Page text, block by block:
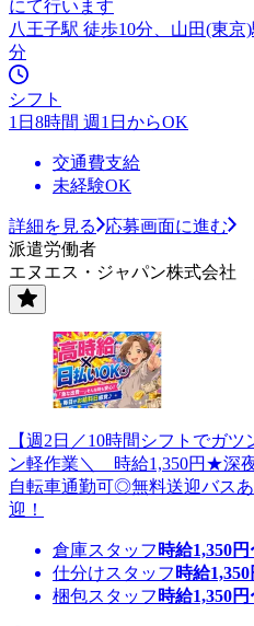
にて行います
八王子駅 徒歩10分、山田(東
分
シフト
1日8時間 週1日からOK
交通費支給
未経験OK
詳細を見る
応募画面に進む
派遣労働者
エヌエス・ジャパン株式会社
【週2日／10時間シフトでガ
ン軽作業＼ 時給1,350円★深
自転車通勤可◎無料送迎バス
迎！
倉庫スタッフ 時給1,350
仕分けスタッフ 時給1,350
梱包スタッフ 時給1,350